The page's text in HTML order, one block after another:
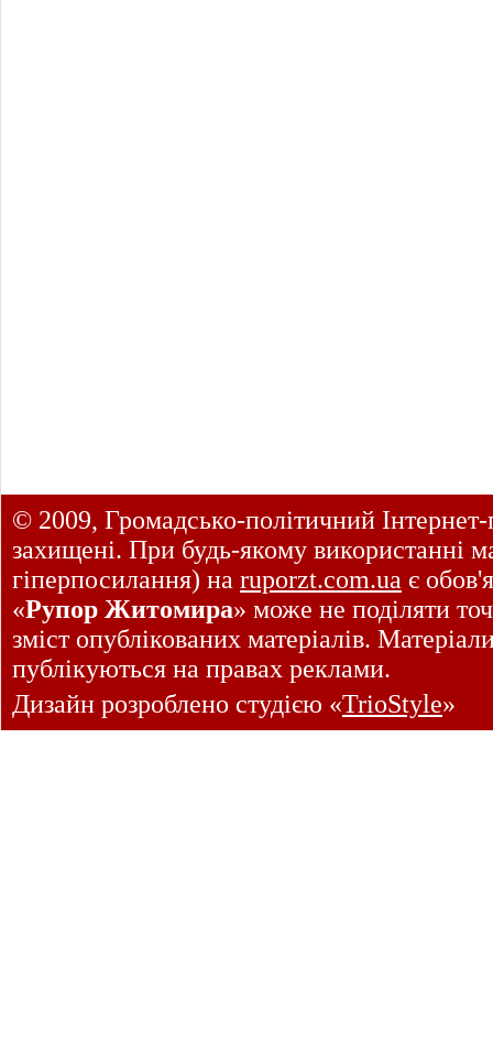
© 2009, Громадсько-політичний
захищені. При будь-якому використанні
гіперпосилання) на ruporzt.com.ua є
«Рупор Житомира» може не поділяти
зміст опублікованих матеріалів.
публікуються на правах реклами.
Дизайн розроблено студією «TrioStyle»